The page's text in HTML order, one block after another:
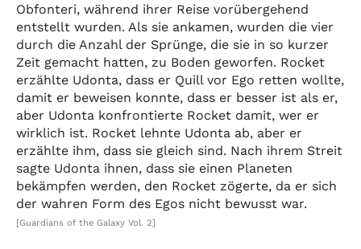
Obfonteri, während ihrer Reise vorübergehend
entstellt wurden. Als sie ankamen, wurden die vier
durch die Anzahl der Sprünge, die sie in so kurzer
Zeit gemacht hatten, zu Boden geworfen. Rocket
erzählte Udonta, dass er Quill vor Ego retten wollte,
damit er beweisen konnte, dass er besser ist als er,
aber Udonta konfrontierte Rocket damit, wer er
wirklich ist. Rocket lehnte Udonta ab, aber er
erzählte ihm, dass sie gleich sind. Nach ihrem Streit
sagte Udonta ihnen, dass sie einen Planeten
bekämpfen werden, den Rocket zögerte, da er sich
der wahren Form des Egos nicht bewusst war.
[Guardians of the Galaxy Vol. 2]